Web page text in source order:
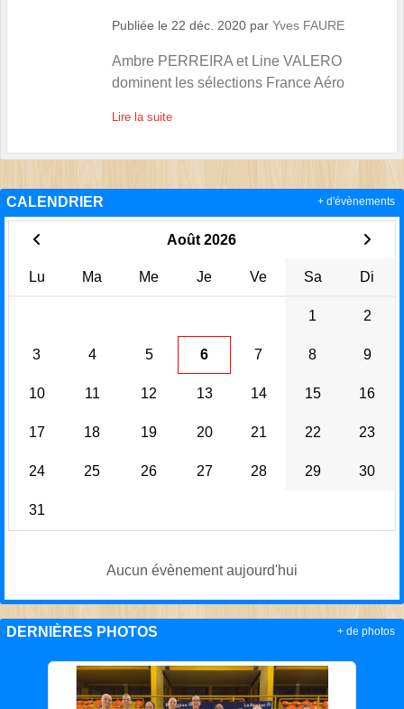
Publiée le 22 déc. 2020 par Yves FAURE
Ambre PERREIRA et Line VALERO
dominent les sélections France Aéro
Lire la suite
CALENDRIER
Août 2026
Lu Ma Me Je Ve Sa Di
1 2
3 4 5 6 7 8 9
10 11 12 13 14 15 16
17 18 19 20 21 22 23
24 25 26 27 28 29 30
31
Aucun évènement aujourd'hui
+ d'évènements
DERNIÈRES PHOTOS + de photos